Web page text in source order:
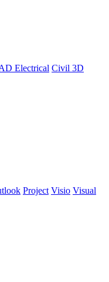
Electrical Civil 3D
Project Visio Visual